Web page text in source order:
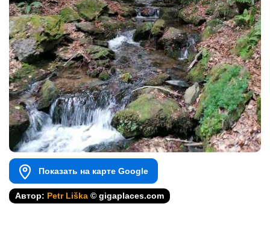
Показать на карте Google
Автор: Petr Liška © gigaplaces.com